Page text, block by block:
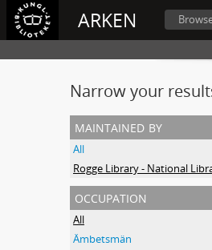
ARKEN
Narrow your
maintained by
All
occupation
All
Ämbetsmän